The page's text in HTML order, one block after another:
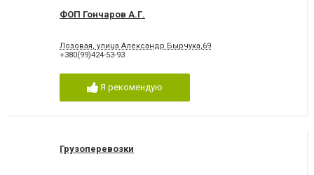
ФОП Гончаров А.Г.
Лозовая, улица Александр Бырчука,69
+380(99)424-53-93
Я рекомендую
Грузоперевозки